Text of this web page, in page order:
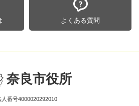
よくある質問
奈良市役所
人番号4000020292010